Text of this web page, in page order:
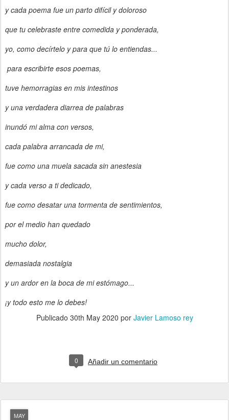
y cada poema fue un parto difícil y doloroso
que tu celebraste entre comedida y ponderada,
yo, como decírtelo y para que tú lo entiendas...
para escribirte esos poemas,
tuve hemorragias en mis intestinos
y una verdadera diarrea de palabras
inundó mi alma con versos,
cada palabra arrancada de mi,
fue como una muela sacada sin anestesia
y cada verso a ti dedicado,
fue como desatar una tormenta de sentimientos,
por el medio han quedado
mucho dolor,
demasiada nostalgia
y un ardor en la boca de mi estómago...
¡y todo esto me lo debes!
Publicado 30th May 2020 por Javier Lamoso rey
0 Añadir un comentario
MAY